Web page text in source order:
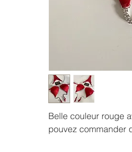
Belle couleur rouge
pouvez commander